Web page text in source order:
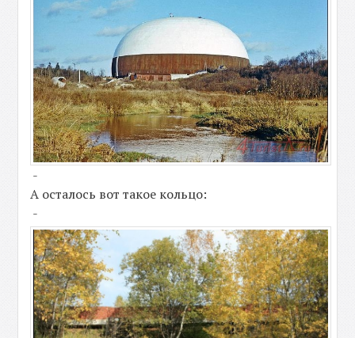
-
А осталось вот такое кольцо:
-